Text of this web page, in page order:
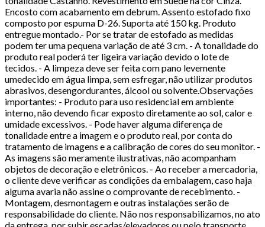
Encosto com acabamento em debrum. Assento estofado fixo
composto por espuma D-26. Suporta até 150 kg. Produto
entregue montado.- Por se tratar de estofado as medidas
podem ter uma pequena variação de até 3 cm. - A tonalidade do
produto real poderá ter ligeira variação devido o lote de
tecidos. - A limpeza deve ser feita com pano levemente
umedecido em água limpa, sem esfregar, não utilizar produtos
abrasivos, desengordurantes, álcool ou solvente.Observações
importantes: - Produto para uso residencial em ambiente
interno, não devendo ficar exposto diretamente ao sol, calor e
umidade excessivos. - Pode haver alguma diferença de
tonalidade entre a imagem e o produto real, por conta do
tratamento de imagens e a calibração de cores do seu monitor. -
As imagens são meramente ilustrativas, não acompanham
objetos de decoração e eletrônicos. - Ao receber a mercadoria,
o cliente deve verificar as condições da embalagem, caso haja
alguma avaria não assine o comprovante de recebimento. -
Montagem, desmontagem e outras instalações serão de
responsabilidade do cliente. Não nos responsabilizamos, no ato